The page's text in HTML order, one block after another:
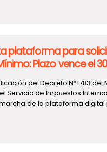
plataforma para
Plazo vence el
del Decreto N°1783 del
Servicio de Impuestos
de la plataforma digital